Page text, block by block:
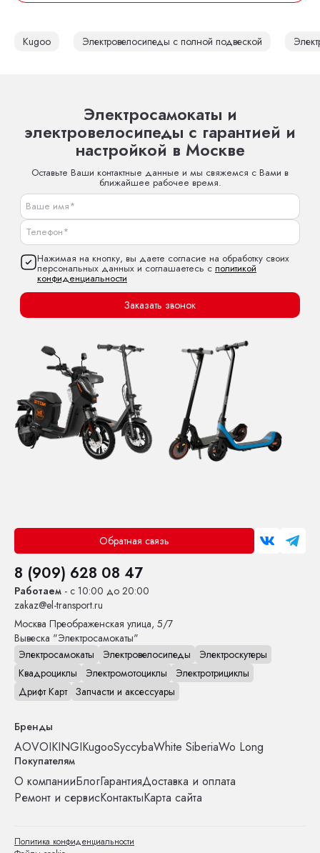
Kugoo Электровелосипеды с полной подвеской
Электросамокаты и
электровелосипеды с гарантией и
настройкой в Москве
Оставьте Ваши контактные данные и мы свяжемся с Вами в
ближайшее рабочее время.
Нажимая на кнопку, вы даете согласие на обработку своих
персональных данных и соглашаетесь с политикой
конфиденциальности
Заказать звонок
Обратная связь
8 (909) 628 08 47
Работаем - с 10:00 до 20:00
zakaz@el-transport.ru
Москва Преображенская улица, 5/7
Вывеска "Электросамокаты"
Электросамокаты
Электровелосипеды
Электроскутеры
Квадроциклы
Электромотоциклы
Электротрициклы
Дрифт Карт Запчасти и аксессуары
Бренды
AOVOIKINGIKugooSyccybaWhite SiberiaWo Long
Покупателям
О компанииБлогГарантияДоставка и оплата
Ремонт и сервисКонтактыКарта сайта
Политика конфиденциальности